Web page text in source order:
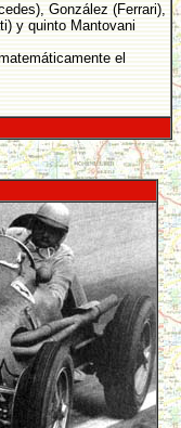
González (Ferrari),
y quinto Mantovani
el